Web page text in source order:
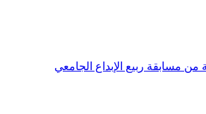
من مسابقة ربيع الإبداع الجامعي